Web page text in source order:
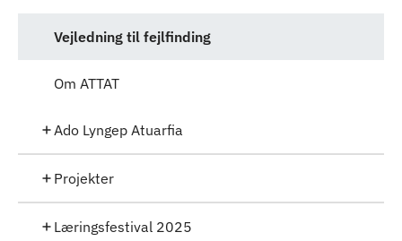
Vejledning til fejlfinding
Om ATTAT
Ado Lyngep Atuarfia
Projekter
Læringsfestival 2025